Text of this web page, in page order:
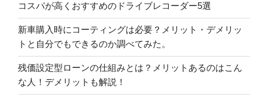
コスパが高くおすすめのドライブレコーダー5選
新車購入時にコーティングは必要？メリット・デメリッ
トと自分でもできるのか調べてみた。
残価設定型ローンの仕組みとは？メリットあるのはこん
な人！デメリットも解説！